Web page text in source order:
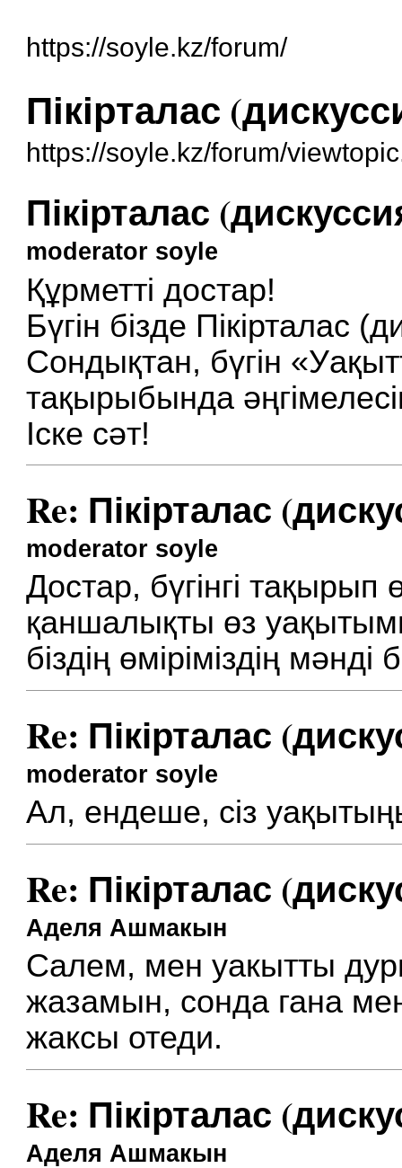
https://soyle.kz/forum/
Пікірталас
https://soyle.kz/forum/
Пікірталас
moderator soyle
Құрметті достар!
Бүгін бізде Пікірталас
Сондықтан, бүгін
тақырыбында
Іске сәт!
Re: Пікірталас
moderator soyle
Достар, бүгінгі тақырып
қаншалықты өз
біздің өміріміздің
Re: Пікірталас
moderator soyle
Ал, ендеше, сіз
Re: Пікірталас
Аделя Ашмакын
Салем, мен уакытты
жазамын, сонда гана
жаксы отеди.
Re: Пікірталас
Аделя Ашмакын